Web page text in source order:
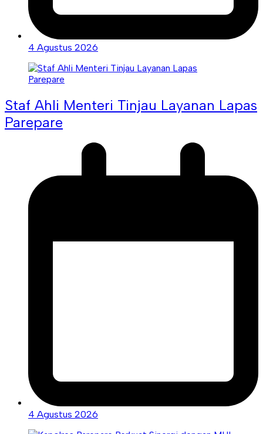
4 Agustus 2026
Staf Ahli Menteri Tinjau Layanan Lapas
Parepare
4 Agustus 2026